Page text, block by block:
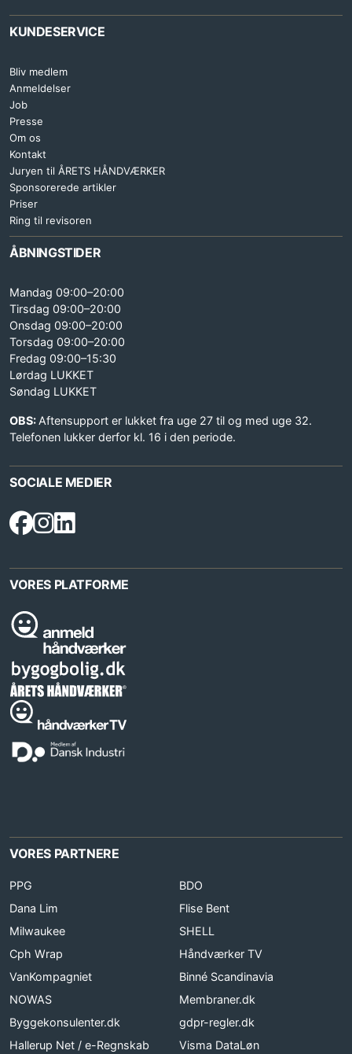
KUNDESERVICE
Bliv medlem
Anmeldelser
Job
Presse
Om os
Kontakt
Juryen til ÅRETS HÅNDVÆRKER
Sponsorerede artikler
Priser
Ring til revisoren
ÅBNINGSTIDER
Mandag 09:00–20:00
Tirsdag 09:00–20:00
Onsdag 09:00–20:00
Torsdag 09:00–20:00
Fredag 09:00–15:30
Lørdag LUKKET
Søndag LUKKET
OBS: Aftensupport er lukket fra uge 27 til og med uge 32.
Telefonen lukker derfor kl. 16 i den periode.
SOCIALE MEDIER
VORES PLATFORME
VORES PARTNERE
PPG
BDO
Dana Lim
Flise Bent
Milwaukee
SHELL
Cph Wrap
Håndværker TV
VanKompagniet
Binné Scandinavia
NOWAS
Membraner.dk
Byggekonsulenter.dk
gdpr-regler.dk
Hallerup Net / e-Regnskab
Visma DataLøn